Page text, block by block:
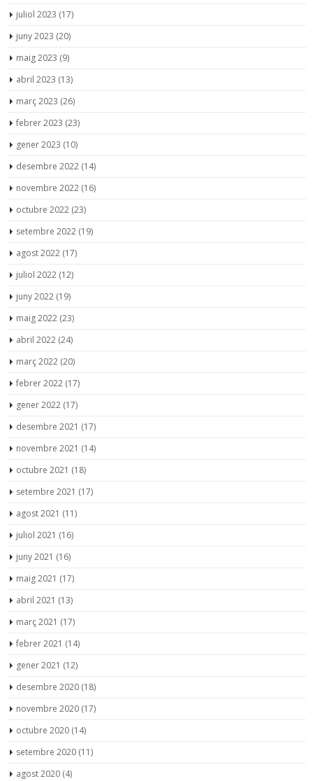
juliol 2023 (17)
juny 2023 (20)
maig 2023 (9)
abril 2023 (13)
març 2023 (26)
febrer 2023 (23)
gener 2023 (10)
desembre 2022 (14)
novembre 2022 (16)
octubre 2022 (23)
setembre 2022 (19)
agost 2022 (17)
juliol 2022 (12)
juny 2022 (19)
maig 2022 (23)
abril 2022 (24)
març 2022 (20)
febrer 2022 (17)
gener 2022 (17)
desembre 2021 (17)
novembre 2021 (14)
octubre 2021 (18)
setembre 2021 (17)
agost 2021 (11)
juliol 2021 (16)
juny 2021 (16)
maig 2021 (17)
abril 2021 (13)
març 2021 (17)
febrer 2021 (14)
gener 2021 (12)
desembre 2020 (18)
novembre 2020 (17)
octubre 2020 (14)
setembre 2020 (11)
agost 2020 (4)